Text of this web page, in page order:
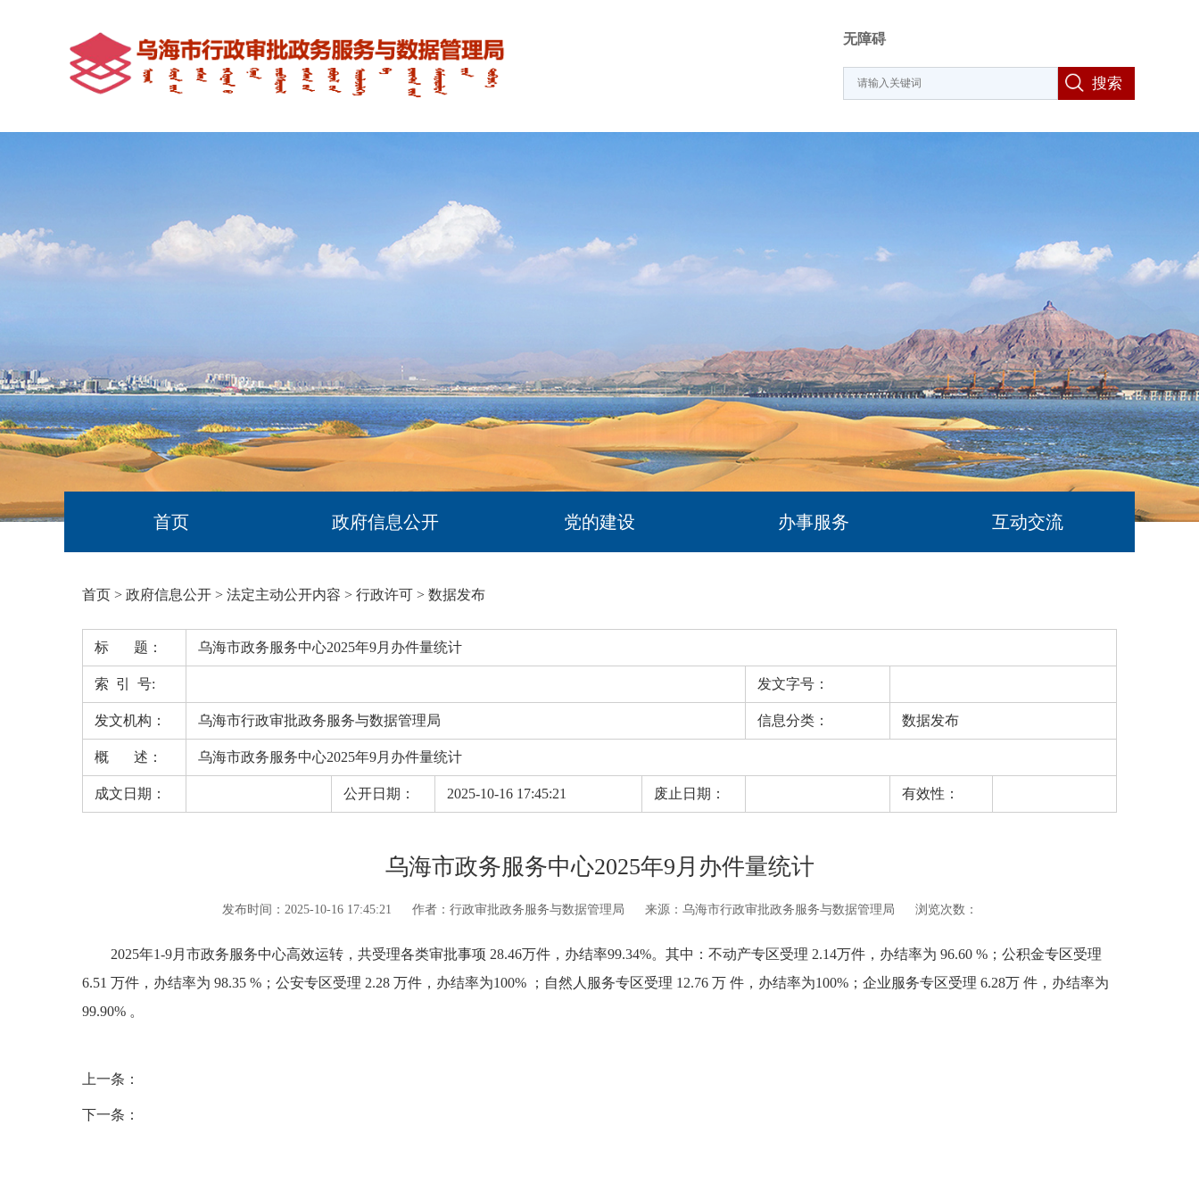
无障碍
搜索
首页 政府信息公开 党的建设 办事服务 互动交流
首页 > 政府信息公开 > 法定主动公开内容 > 行政许可 > 数据发布
标 题： 乌海市政务服务中心2025年9月办件量统计
索 引 号: 发文字号：
发文机构： 乌海市行政审批政务服务与数据管理局 信息分类： 数据发布
概 述： 乌海市政务服务中心2025年9月办件量统计
成文日期： 公开日期： 2025-10-16 17:45:21 废止日期： 有效性：
乌海市政务服务中心2025年9月办件量统计
发布时间：2025-10-16 17:45:21 作者：行政审批政务服务与数据管理局 来源：乌海市行政审批政务服务与数据管理局 浏览次数：
2025年1-9月市政务服务中心高效运转，共受理各类审批事项 28.46万件，办结率99.34%。其中：不动产专区受理 2.14万件，办结率为 96.60 %；公积金专区受理
6.51 万件，办结率为 98.35 %；公安专区受理 2.28 万件，办结率为100% ；自然人服务专区受理 12.76 万 件，办结率为100%；企业服务专区受理 6.28万 件，办结率为
99.90% 。
上一条：
下一条：